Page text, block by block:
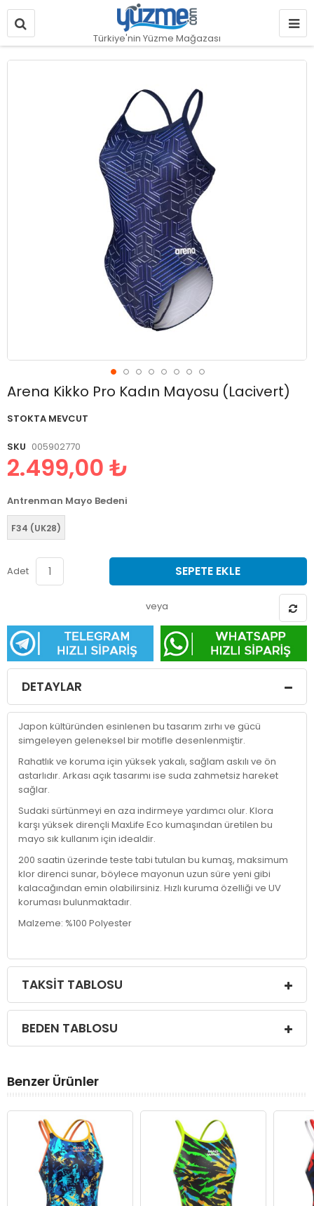
Türkiye'nin Yüzme Mağazası
Arena Kikko Pro Kadın Mayosu (Lacivert)
STOKTA MEVCUT
SKU 005902770
2.499,00 ₺
Antrenman Mayo Bedeni
F34 (UK28)
Adet SEPETE EKLE
veya
Resim
Resim
başlangıcına
DETAYLAR
Japon kültüründen esinlenen bu tasarım zırhı ve gücü
simgeleyen geleneksel bir motifle desenlenmiştir.
Rahatlık ve koruma için yüksek yakalı, sağlam askılı ve ön
astarlıdır. Arkası açık tasarımı ise suda zahmetsiz hareket
sağlar.
Sudaki sürtünmeyi en aza indirmeye yardımcı olur. Klora
karşı yüksek dirençli MaxLife Eco kumaşından üretilen bu
mayo sık kullanım için idealdir.
200 saatin üzerinde teste tabi tutulan bu kumaş, maksimum
klor direnci sunar, böylece mayonun uzun süre yeni gibi
kalacağından emin olabilirsiniz. Hızlı kuruma özelliği ve UV
koruması bulunmaktadır.
Malzeme: %100 Polyester
TAKSIT TABLOSU
BEDEN TABLOSU
Benzer Ürünler